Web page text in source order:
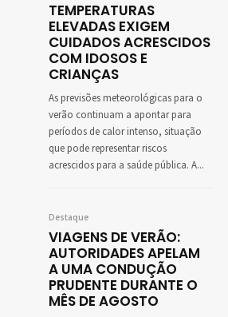
TEMPERATURAS
ELEVADAS EXIGEM
CUIDADOS ACRESCIDOS
COM IDOSOS E
CRIANÇAS
As previsões meteorológicas para o
verão continuam a apontar para
períodos de calor intenso, situação
que pode representar riscos
acrescidos para a saúde pública. A...
Destaque
VIAGENS DE VERÃO:
AUTORIDADES APELAM
A UMA CONDUÇÃO
PRUDENTE DURANTE O
MÊS DE AGOSTO